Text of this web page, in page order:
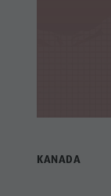
KANADA